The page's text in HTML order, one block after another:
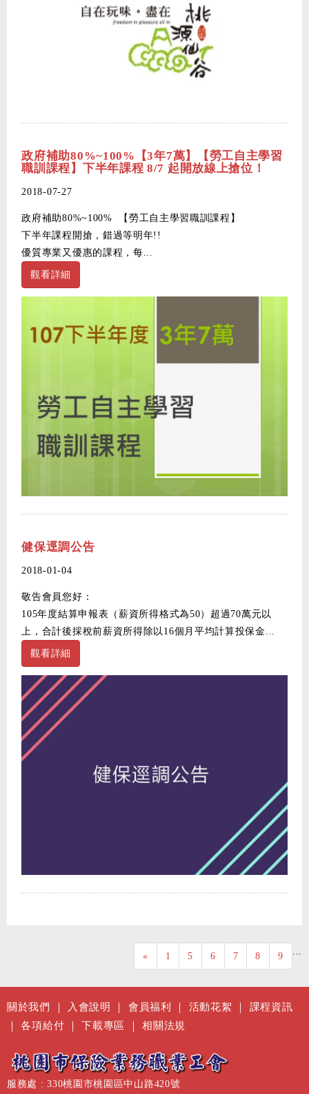
政府補助80%~100%【3年7萬】【勞工自主學習
職訓課程】下半年課程 8/7 起開放線上搶位！
2018-07-27
政府補助80%~100% 【勞工自主學習職訓課程】
下半年課程開搶，錯過等明年!!
優質專業又優惠的課程，每...
觀看詳細
健保逕調公告
2018-01-04
敬告會員您好：
105年度結算申報表（薪資所得格式為50）超過70萬元以
上，合計後採稅前薪資所得除以16個月平均計算投保金...
觀看詳細
« 1 ...
5 6 7 8 9
關於我們 ｜ 入會說明 ｜ 會員福利 ｜ 活動花絮 ｜ 課程資訊
｜各項給付 ｜下載專區 ｜相關法規
服務處 : 330桃園市桃園區中山路420號